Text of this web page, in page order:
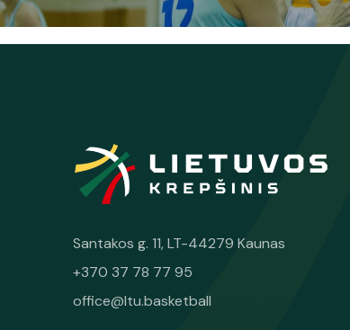
Santakos g. 11, LT-44279 Kaunas
+370 37 78 77 95
office@ltu.basketball